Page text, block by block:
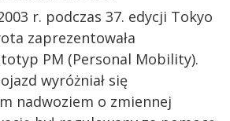
r. podczas 37. edycji Tokyo
zaprezentowała
PM (Personal Mobility).
wyróżniał się
nadwoziem o zmiennej